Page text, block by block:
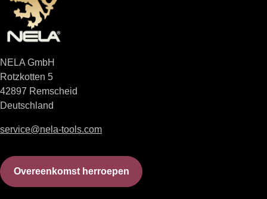
NELA GmbH
Rotzkotten 5
42897 Remscheid
Deutschland
service@nela-tools.com
Overeenkomst herroepen